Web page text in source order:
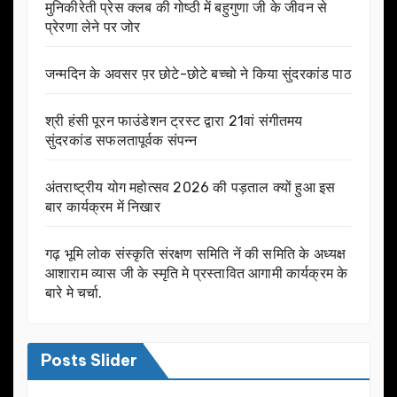
मुनिकीरेती प्रेस क्लब की गोष्ठी में बहुगुणा जी के जीवन से
प्रेरणा लेने पर जोर
जन्मदिन के अवसर प़र छोटे-छोटे बच्चो ने किया सुंदरकांड पाठ
श्री हंसी पूरन फाउंडेशन ट्रस्ट द्वारा 21वां संगीतमय
सुंदरकांड सफलतापूर्वक संपन्न
अंतराष्ट्रीय योग महोत्सव 2026 की पड़ताल क्यों हुआ इस
बार कार्यक्रम में निखार
गढ़ भूमि लोक संस्कृति संरक्षण समिति नें की समिति के अध्यक्ष
आशाराम व्यास जी के स्मृति मे प्रस्तावित आगामी कार्यक्रम के
बारे मे चर्चा.
Posts Slider